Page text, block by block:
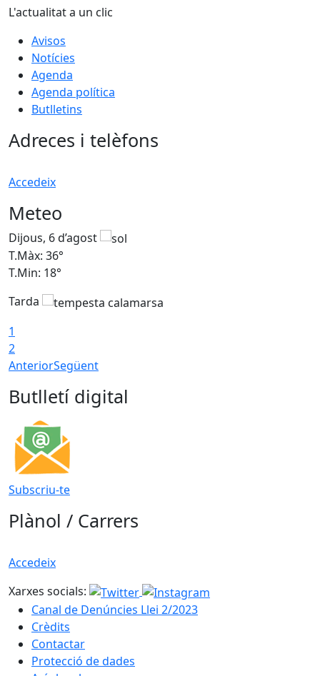
L'actualitat a un clic
Avisos
Notícies
Agenda
Agenda política
Butlletins
Adreces i telèfons
Accedeix
Meteo
Dijous, 6 d’agost
T.Màx: 36°
T.Min: 18°
Tarda
1
2
AnteriorSegüent
Butlletí digital
Subscriu-te
Plànol / Carrers
Accedeix
Xarxes socials:
Canal de Denúncies Llei 2/2023
Crèdits
Contactar
Protecció de dades